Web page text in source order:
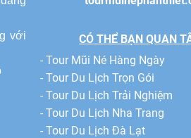
với
CÓ THỂ BẠN QUAN
- Tour Mũi Né Hàng Ngày
- Tour Du Lịch Trọn Gói
- Tour Du Lịch Trải Nghiệm
- Tour Du Lịch Nha Trang
- Tour Du Lịch Đà Lạt